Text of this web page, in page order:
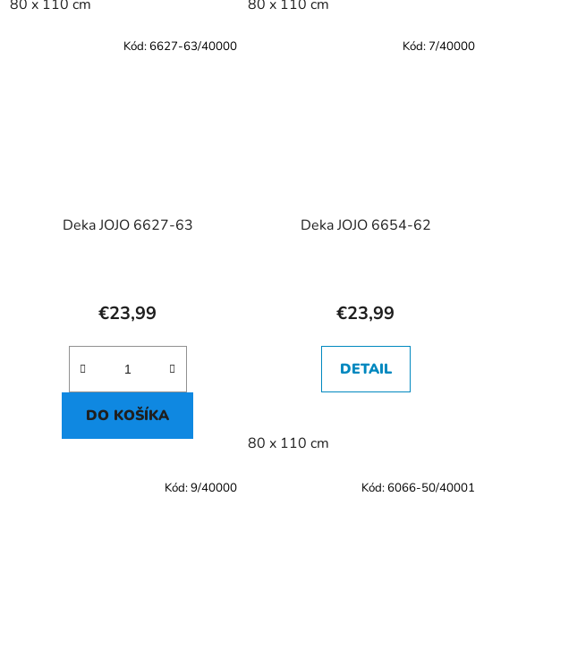
80 x 110 cm 80 x 110 cm
Deka JOJO 6627-63
€23,99
DO KOŠÍKA
Kód:6627-63/40000
Deka JOJO 6654-62
€23,99
DETAIL
80 x 110 cm
Kód: 7/40000
Kód:9/40000 Kód:6066-50/40001